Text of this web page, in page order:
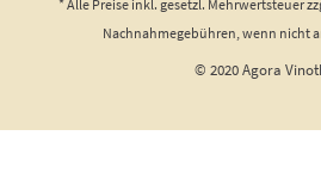
* Alle Preise inkl. gesetzl. Mehrwertsteuer
Nachnahmegebühren, wenn nicht
© 2020 Agora